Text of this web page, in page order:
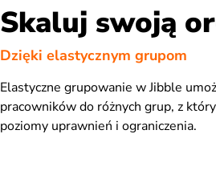
Skaluj swoją
Dzięki elastycznym grupom
Elastyczne grupowanie w Jibble
pracowników do różnych grup, z
poziomy uprawnień i ograniczenia.